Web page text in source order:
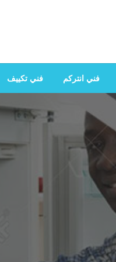
جميع الخدمات
فني انتركم فني تكييف